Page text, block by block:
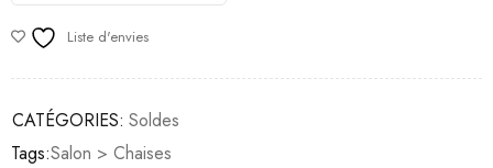
Liste d'envies
CATÉGORIES: Soldes
Tags:Salon > Chaises